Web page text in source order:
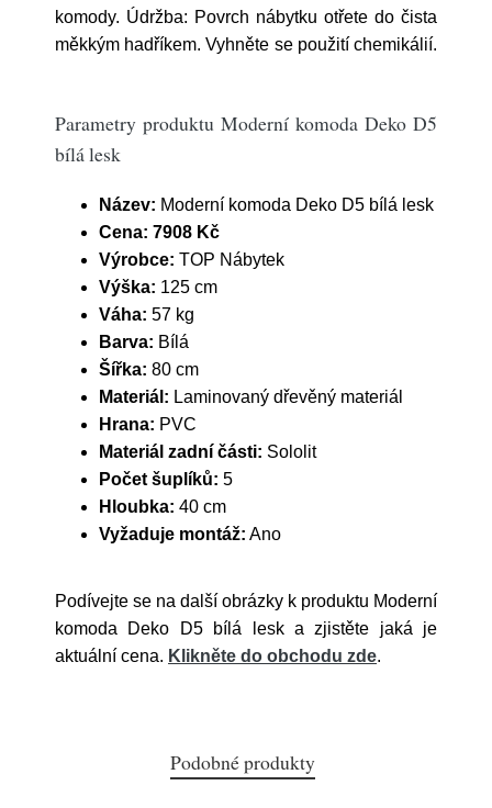
komody. Údržba: Povrch nábytku otřete do čista
měkkým hadříkem. Vyhněte se použití chemikálií.
Parametry produktu Moderní komoda Deko D5
bílá lesk
Název: Moderní komoda Deko D5 bílá lesk
Cena: 7908 Kč
Výrobce: TOP Nábytek
Výška: 125 cm
Váha: 57 kg
Barva: Bílá
Šířka: 80 cm
Materiál: Laminovaný dřevěný materiál
Hrana: PVC
Materiál zadní části: Sololit
Počet šuplíků: 5
Hloubka: 40 cm
Vyžaduje montáž: Ano
Podívejte se na další obrázky k produktu Moderní
komoda Deko D5 bílá lesk a zjistěte jaká je
aktuální cena. Klikněte do obchodu zde.
Podobné produkty